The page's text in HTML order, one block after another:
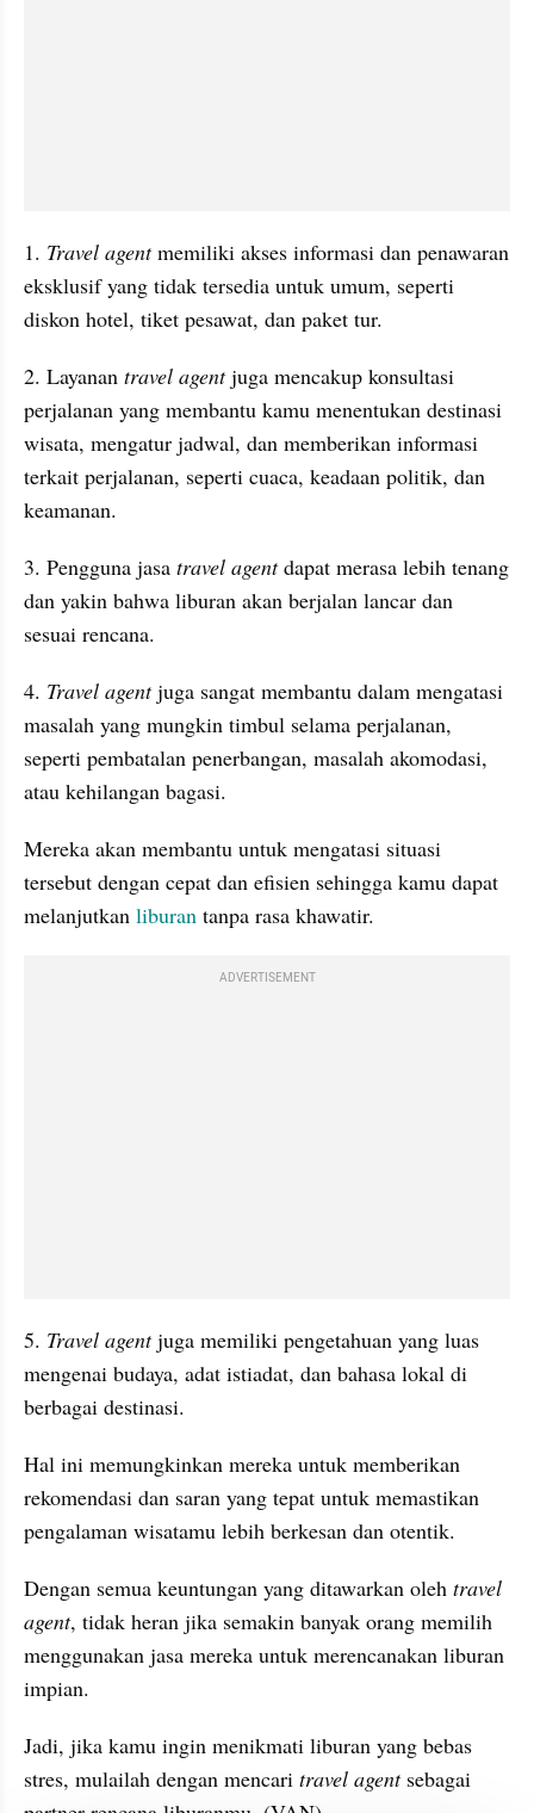
1. Travel agent memiliki akses informasi dan penawaran
eksklusif yang tidak tersedia untuk umum, seperti
diskon hotel, tiket pesawat, dan paket tur.
2. Layanan travel agent juga mencakup konsultasi
perjalanan yang membantu kamu menentukan destinasi
wisata, mengatur jadwal, dan memberikan informasi
terkait perjalanan, seperti cuaca, keadaan politik, dan
keamanan.
3. Pengguna jasa travel agent dapat merasa lebih tenang
dan yakin bahwa liburan akan berjalan lancar dan
sesuai rencana.
4. Travel agent juga sangat membantu dalam mengatasi
masalah yang mungkin timbul selama perjalanan,
seperti pembatalan penerbangan, masalah akomodasi,
atau kehilangan bagasi.
Mereka akan membantu untuk mengatasi situasi
tersebut dengan cepat dan efisien sehingga kamu dapat
melanjutkan liburan tanpa rasa khawatir.
ADVERTISEMENT
5. Travel agent juga memiliki pengetahuan yang luas
mengenai budaya, adat istiadat, dan bahasa lokal di
berbagai destinasi.
Hal ini memungkinkan mereka untuk memberikan
rekomendasi dan saran yang tepat untuk memastikan
pengalaman wisatamu lebih berkesan dan otentik.
Dengan semua keuntungan yang ditawarkan oleh travel
agent, tidak heran jika semakin banyak orang memilih
menggunakan jasa mereka untuk merencanakan liburan
impian.
Jadi, jika kamu ingin menikmati liburan yang bebas
stres, mulailah dengan mencari travel agent sebagai